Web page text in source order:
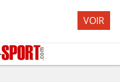
VOIR